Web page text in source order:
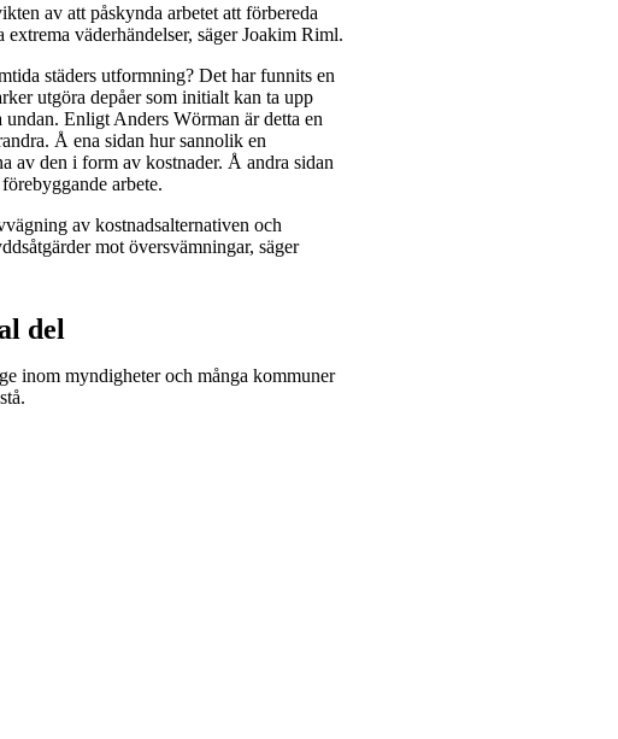
av att påskynda arbetet att förbereda
väderhändelser, säger Joakim Riml.
städers utformning? Det har funnits en
utgöra depåer som initialt kan ta upp
undan. Enligt Anders Wörman är detta en
Å ena sidan hur sannolik en
av den i form av kostnader. Å andra sidan
arbete.
av kostnadsalternativen och
mot översvämningar, säger
del
inom myndigheter och många kommuner